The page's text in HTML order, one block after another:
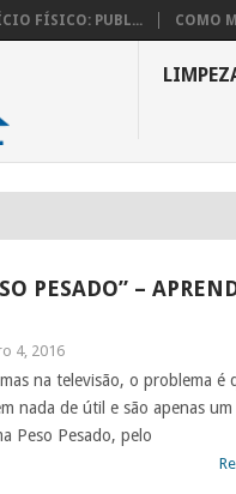
FÍSICO: PUBL... COMO
PESADO” –
4, 2016
na televisão, o problema é
nada de útil e são apenas um
Peso Pesado, pelo